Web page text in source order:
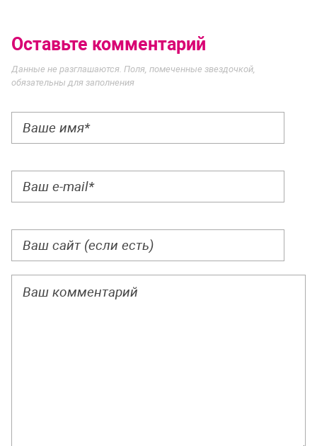
Оставьте комментарий
Данные не разглашаются. Поля, помеченные звездочкой,
обязательны для заполнения